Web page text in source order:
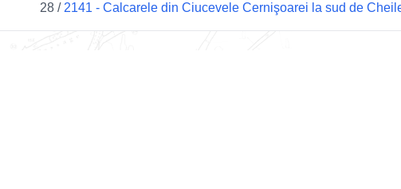
28 / 2141 - Calcarele din Ciucevele Cernişoarei la sud de